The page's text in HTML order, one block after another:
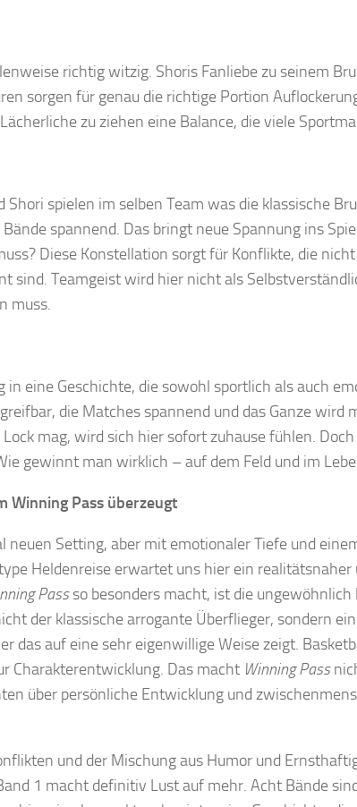
richtig witzig. Shoris Fanliebe zu seinem
sorgen für genau die richtige Portion
zu ziehen eine Balance, die viele
spielen im selben Team was die klassische
spannend. Das bringt neue Spannung ins
Diese Konstellation sorgt für Konflikte, die
sind. Teamgeist wird hier nicht als
muss.
eine Geschichte, die sowohl sportlich als auch
die Matches spannend und das Ganze wird
mag, wird sich hier sofort zuhause fühlen. Doch
gewinnt man wirklich – auf dem Feld und im
Winning Pass überzeugt
Setting, aber mit emotionaler Tiefe und
Heldenreise erwartet uns hier ein realitätsnaher
Passso besonders macht, ist die ungewöhnlich
der klassische arrogante Überflieger, sondern
das auf eine sehr eigenwillige Weise zeigt.
Charakterentwicklung. Das macht Winning Pass
über persönliche Entwicklung und
und der Mischung aus Humor und
1 macht definitiv Lust auf mehr. Acht Bände